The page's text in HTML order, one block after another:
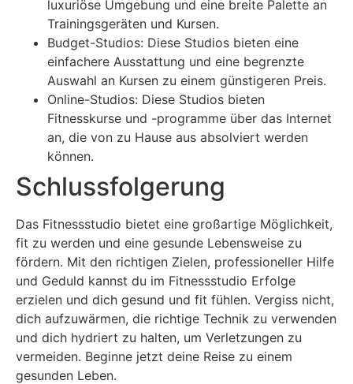
luxuriöse Umgebung und eine breite Palette an
Trainingsgeräten und Kursen.
Budget-Studios: Diese Studios bieten eine
einfachere Ausstattung und eine begrenzte
Auswahl an Kursen zu einem günstigeren Preis.
Online-Studios: Diese Studios bieten
Fitnesskurse und -programme über das Internet
an, die von zu Hause aus absolviert werden
können.
Schlussfolgerung
Das Fitnessstudio bietet eine großartige Möglichkeit,
fit zu werden und eine gesunde Lebensweise zu
fördern. Mit den richtigen Zielen, professioneller Hilfe
und Geduld kannst du im Fitnessstudio Erfolge
erzielen und dich gesund und fit fühlen. Vergiss nicht,
dich aufzuwärmen, die richtige Technik zu verwenden
und dich hydriert zu halten, um Verletzungen zu
vermeiden. Beginne jetzt deine Reise zu einem
gesunden Leben.